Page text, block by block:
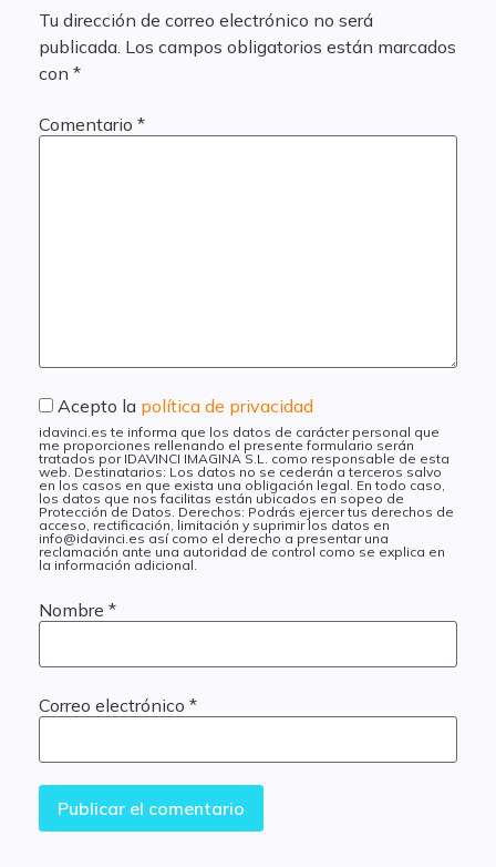
Tu dirección de correo electrónico no será
publicada. Los campos obligatorios están marcados
con *
Comentario *
Acepto la política de privacidad
idavinci.es te informa que los datos de carácter personal que
me proporciones rellenando el presente formulario serán
tratados por IDAVINCI IMAGINA S.L. como responsable de esta
web. Destinatarios: Los datos no se cederán a terceros salvo
en los casos en que exista una obligación legal. En todo caso,
los datos que nos facilitas están ubicados en sopeo de
Protección de Datos. Derechos: Podrás ejercer tus derechos de
acceso, rectificación, limitación y suprimir los datos en
info@idavinci.es así como el derecho a presentar una
reclamación ante una autoridad de control como se explica en
la información adicional.
Nombre *
Correo electrónico *